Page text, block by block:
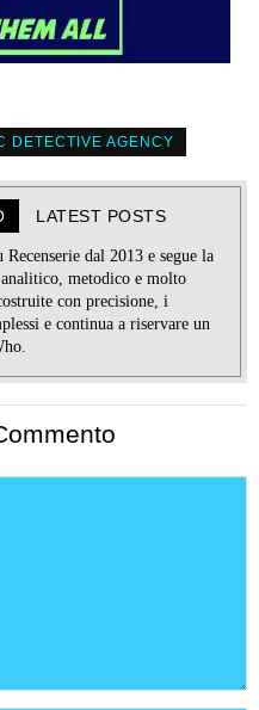
DETECTIVE AGENCY
LATEST POSTS
dal 2013 e segue la
metodico e molto
con precisione, i
e continua a riservare un